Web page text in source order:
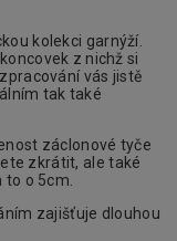
kolekci garnýží.
z nichž si
vás jistě
tak také
záclonové tyče
zkrátit, ale také
o 5cm.
zajišťuje dlouhou